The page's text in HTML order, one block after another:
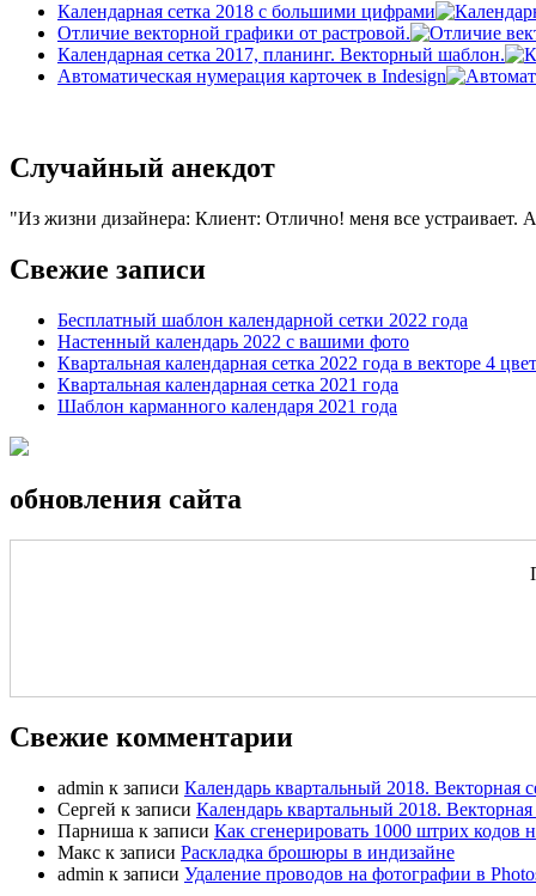
Календарная сетка 2018 с большими цифрами
Отличие векторной графики от растровой.
Календарная сетка 2017, планинг. Векторный шаблон.
Автоматическая нумерация карточек в Indesign
Случайный анекдот
Из жизни дизайнера: Клиент: Отлично! меня все устраивает.
Свежие записи
Бесплатный шаблон календарной сетки 2022 года
Настенный календарь 2022 с вашими фото
Квартальная календарная сетка 2022 года в векторе 4
Квартальная календарная сетка 2021 года
Шаблон карманного календаря 2021 года
обновления сайта
Свежие комментарии
admin к записи Календарь квартальный 2018. Векторная
Сергей к записи Календарь квартальный 2018. Векторная
Парниша к записи Как сгенерировать 1000 штрих кодов
Макс к записи Раскладка брошюры в индизайне
admin к записи Удаление проводов на фотографии в